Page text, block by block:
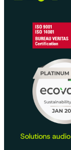
Solutions audio